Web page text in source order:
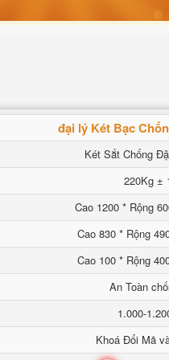
đại lý Két Bạc
Két Sắt Chống
220Kg ±
Cao 1200 * Rộng
Cao 830 * Rộng
Cao 100 * Rộng
An Toàn
1.000-
Khoá Đổi Mã